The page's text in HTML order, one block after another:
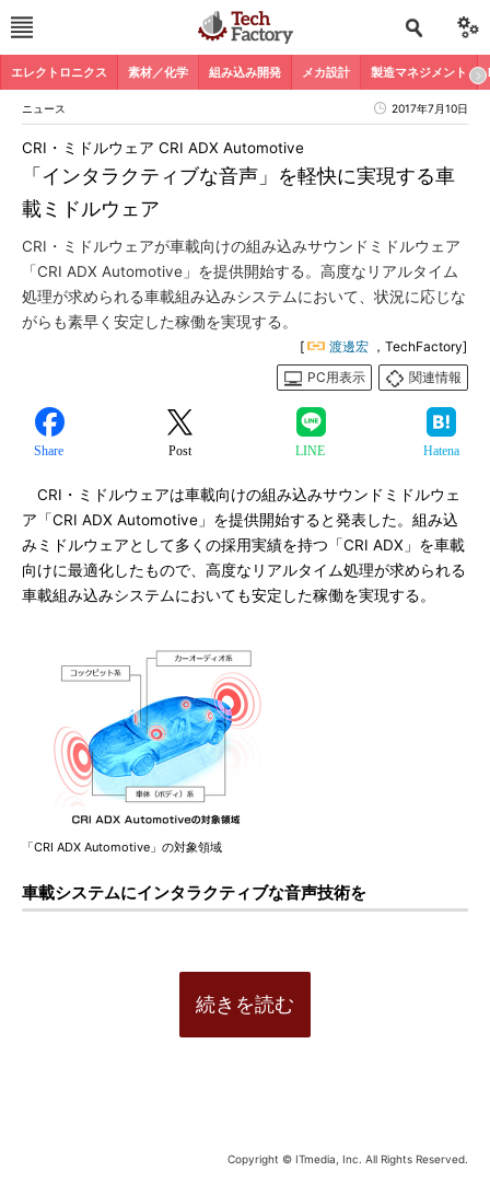
エレクトロニクス 素材／化学 組み込み開発 メカ設計 製造マネジメント
ニュース 2017年7月10日
「インタラクティブな音声」を軽快に実現する車
載ミドルウェア
CRI・ミドルウェア CRI ADX Automotive
CRI・ミドルウェアが車載向けの組み込みサウンドミドルウェア
「CRI ADX Automotive」を提供開始する。高度なリアルタイム
処理が求められる車載組み込みシステムにおいて、状況に応じな
がらも素早く安定した稼働を実現する。
[ 渡邊宏 ，TechFactory]
PC用表示
関連情報
Share Post LINE Hatena
CRI・ミドルウェアは車載向けの組み込みサウンドミドルウェ
ア「CRI ADX Automotive」を提供開始すると発表した。組み込
みミドルウェアとして多くの採用実績を持つ「CRI ADX」を車載
向けに最適化したもので、高度なリアルタイム処理が求められる
車載組み込みシステムにおいても安定した稼働を実現する。
「CRI ADX Automotive」の対象領域
車載システムにインタラクティブな音声技術を
続きを読む
Copyright © ITmedia, Inc. All Rights Reserved.